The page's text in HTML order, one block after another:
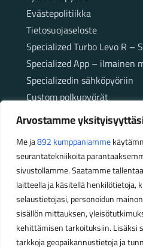
Arvostamme
Me ja892 kumppaniamme
seurantatekniikoita
sivustollamme. Saatamme
laitteella ja käsitellä henkilötietoja,
selaustietojasi, personoidun
sisällön mittauksen,
kehittämisen tarkoituksiin. Lisäksi
tarkkoja geopaikannustietoja ja
Evästepolitiikka
Tietosuojaseloste
Specialized Turbo Levo R –
Specialized App – ilmainen
Specializedin sähköpyöriin
Custom polkupyörät
Fatbikellä helppoa ja
maastossa
Aukioloajat
Talvikauden aukioloajat
Ma-Pe 10-18
La 10-14
Kesäkauden aukioloajat